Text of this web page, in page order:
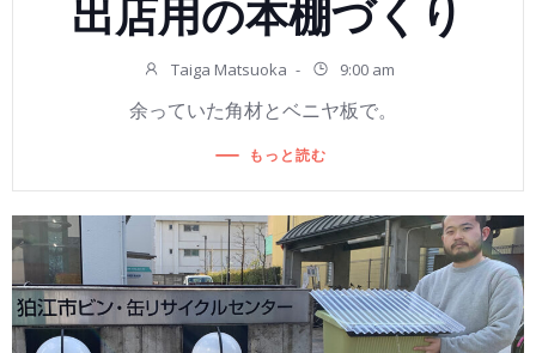
出店用の本棚づくり
Taiga Matsuoka - 9:00 am
余っていた角材とベニヤ板で。
もっと読む